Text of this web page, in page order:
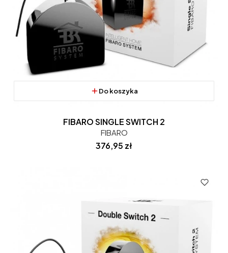
Do koszyka
FIBARO SINGLE SWITCH 2
FIBARO
Cena
376,95 zł